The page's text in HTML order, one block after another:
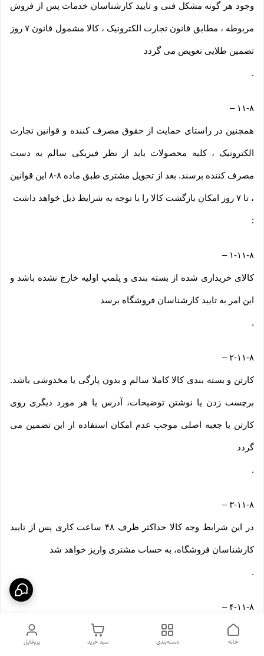
وجود هر گونه مشکل فنی و تایید کارشناسان خدمات پس از فروش
مربوطه ، مطابق قانون تجارت الکترونیک ، کالا مشمول قانون ۷ روز
تضمین طلایی تعویض می گردد
.
۱۱-۸ –
همچنین در راستای حمایت از حقوق مصرف کننده و قوانین تجارت
الکترونیک ، کلیه محصولات باید از نظر فیزیکی سالم به دست
مصرف کننده برسند. بعد از تحویل مشتری طبق ماده ۸-۸ این قوانین
، تا ۷ روز امکان بازگشت کالا را با توجه به شرایط ذیل خواهد داشت
:
۱-۱۱-۸ –
کالای خریداری شده از بسته بندی و پلمپ اولیه خارج نشده باشد و
این امر به تایید کارشناسان فروشگاه برسد
.
۲-۱۱-۸–
کارتن و بسته بندی کالا کاملا سالم و بدون پارگی یا مخدوشی باشد.
برچسب زدن یا نوشتن توضیحات، آدرس یا هر مورد دیگری روی
کارتن یا جعبه اصلی موجب عدم امکان استفاده از این تضمین می
گردد
.
۳-۱۱-۸–
در این شرایط وجه کالا حداکثر ظرف ۴۸ ساعت کاری پس از تایید
کارشناسان فروشگاه، به حساب مشتری واریز خواهد شد
.
۴-۱۱-۸–
در این موارد هزینه ارسال و عودت کالا (هزینه رفت و برگشت) بر
پروفایل سبد خرید دسته‌بندی خانه